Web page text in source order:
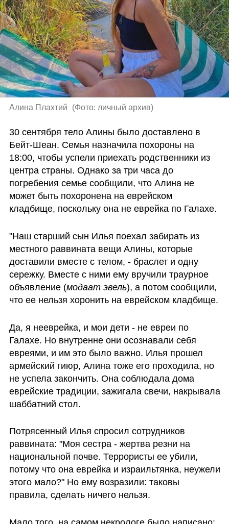
Алина Плахтий (Фото: личный архив)
30 сентября тело Алины было доставлено в
Бейт-Шеан. Семья назначила похороны на
18:00, чтобы успели приехать родственники из
центра страны. Однако за три часа до
погребения семье сообщили, что Алина не
может быть похоронена на еврейском
кладбище, поскольку она не еврейка по Галахе.
"Наш старший сын Илья поехал забирать из
местного раввината вещи Алины, которые
доставили вместе с телом, - браслет и одну
сережку. Вместе с ними ему вручили траурное
объявление (модаат эвель), а потом сообщили,
Да, я нееврейка, и мои дети - не евреи по
Галахе. Но внутренне они осознавали себя
евреями, и им это было важно. Илья прошел
армейский гиюр, Алина тоже его проходила, но
не успела закончить. Она соблюдала дома
еврейские традиции, зажигала свечи, накрывала
шаббатний стол.
Потрясенный Илья спросил сотрудников
раввината: "Моя сестра - жертва резни на
национальной почве. Террористы ее убили,
потому что она еврейка и израильтянка, неужели
этого мало?" Но ему возразили: таковы
правила, сделать ничего нельзя.